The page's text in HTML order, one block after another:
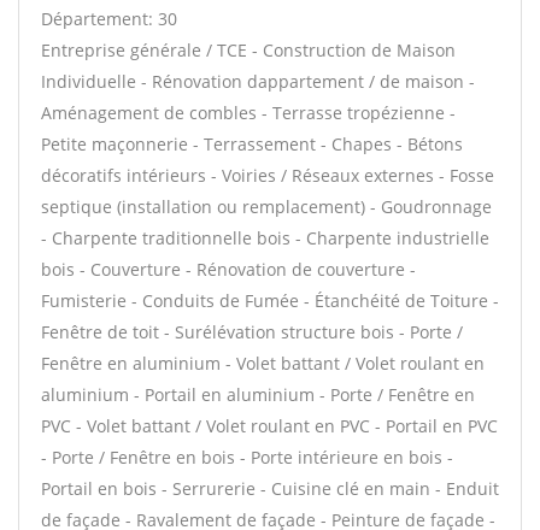
Département: 30
Entreprise générale / TCE - Construction de Maison
Individuelle - Rénovation dappartement / de maison -
Aménagement de combles - Terrasse tropézienne -
Petite maçonnerie - Terrassement - Chapes - Bétons
décoratifs intérieurs - Voiries / Réseaux externes - Fosse
septique (installation ou remplacement) - Goudronnage
- Charpente traditionnelle bois - Charpente industrielle
bois - Couverture - Rénovation de couverture -
Fumisterie - Conduits de Fumée - Étanchéité de Toiture -
Fenêtre de toit - Surélévation structure bois - Porte /
Fenêtre en aluminium - Volet battant / Volet roulant en
aluminium - Portail en aluminium - Porte / Fenêtre en
PVC - Volet battant / Volet roulant en PVC - Portail en PVC
- Porte / Fenêtre en bois - Porte intérieure en bois -
Portail en bois - Serrurerie - Cuisine clé en main - Enduit
de façade - Ravalement de façade - Peinture de façade -